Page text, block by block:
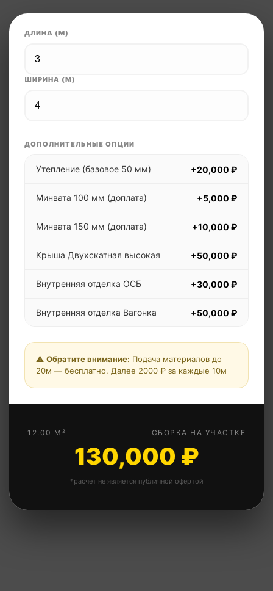
ДЛИНА (М)
ШИРИНА (М)
ДОПОЛНИТЕЛЬНЫЕ ОПЦИИ
Утепление (базовое 50 мм) +20,000 ₽
Минвата 100 мм (доплата) +5,000 ₽
Минвата 150 мм (доплата) +10,000 ₽
Крыша Двухскатная высокая +50,000 ₽
Внутренняя отделка ОСБ +30,000 ₽
Внутренняя отделка Вагонка +50,000 ₽
Дополнительная перегородка +5,000 ₽
Дополнительная перегородка
+10,000 ₽
Окна ПВХ 1х1м +12,000 ₽
Свая винтовая
⚠️ Обратите внимание: Подача материалов до
20м — бесплатно. Далее 2000 ₽ за каждые 10м
12.00 М² СБОРКА НА УЧАСТКЕ
130,000 ₽
*расчет не является публичной офертой